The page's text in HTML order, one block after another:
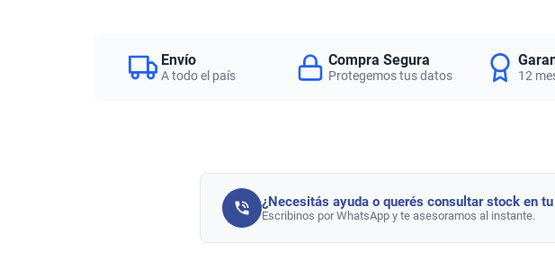
Envío
A todo el país
Compra Segura
Protegemos tus datos 12
¿Necesitás ayuda o querés consultar stock en
Escribinos por WhatsApp y te asesoramos al instante.